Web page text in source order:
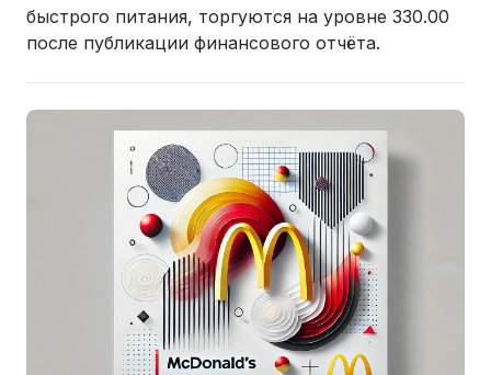
быстрого питания, торгуются на уровне 330.00
после публикации финансового отчёта.